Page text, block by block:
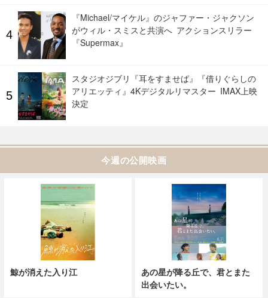
『Michael/マイケル』のジャファー・ジャクソン
がウィル・スミスと共演へ アクションスリラー
『Supermax』
スタジオジブリ『耳をすませば』『借りぐらしの
アリエッティ』4Kデジタルリマスター IMAX上映
決定
今週の公開映画
鯨が消えた入り江
あの星が降る丘で、君とまた
出会いたい。